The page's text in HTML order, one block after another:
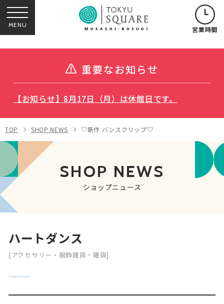
MENU 営業時間
重要なお知らせ
【お知らせ】8月17日（月）は休館日です。
TOP SHOP NEWS ♡新作 バンスクリップ♡
SHOP NEWS
ショップニュース
ハートダンス
[アクセサリー・服飾雑貨・雑貨]